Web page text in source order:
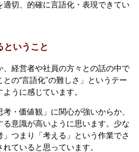
適切、的確に言語化・表現できてい
ということ
、経営者や社員の方々との話の中で
との“言語化"の難しさ」というテー
うに感じています。
・価値観」に関心が強いからか、
る意識が高いように思います。少な
」つまり「考える」という作業でさ
ていると思っています。